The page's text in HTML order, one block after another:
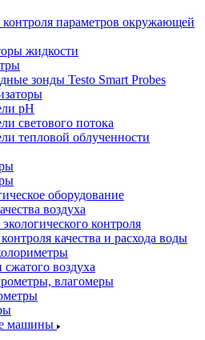
параметров окружающей
жидкости
зонды Testo Smart Probes
pH
светового потока
тепловой облученности
оборудование
воздуха
контроля
качества и расхода воды
воздуха
влагомеры
машины